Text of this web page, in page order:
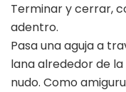
Terminar y cerrar,
adentro.
Pasa una aguja a
lana alrededor de
nudo. Como